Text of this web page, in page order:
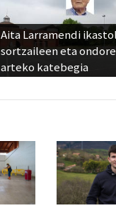
Aita Larramendi
sortzaileen eta
arteko katebegia